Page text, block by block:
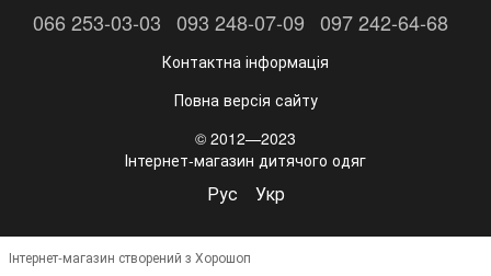
066 253-03-03 093 248-07-09 097 242-64-68
Контактна інформація
Повна версія сайту
© 2012—2023
Інтернет-магазин дитячого одяг
Рус Укр
Інтернет-магазин створений з Хорошоп